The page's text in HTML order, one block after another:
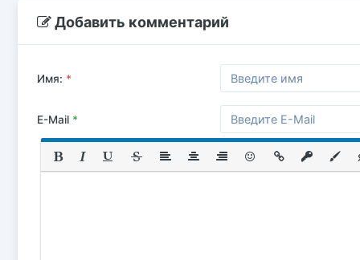
Добавить комментарий
Имя: *
E-Mail *